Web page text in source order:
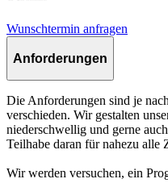
Wunschtermin anfragen
Anforderungen
Die Anforderungen sind je
verschieden. Wir gestalten
niederschwellig und gerne
Teilhabe daran für nahezu alle
Wir werden versuchen, ein